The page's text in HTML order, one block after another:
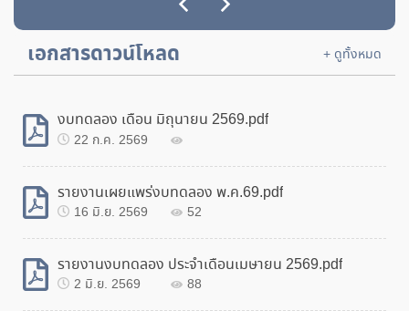
เอกสารดาวน์โหลด + ดูทั้งหมด
งบทดลอง เดือน มิถุนายน 2569.pdf
22 ก.ค. 2569
รายงานเผยแพร่งบทดลอง พ.ค.69.pdf
16 มิ.ย. 2569 52
รายงานงบทดลอง ประจำเดือนเมษายน 2569.pdf
2 มิ.ย. 2569 88